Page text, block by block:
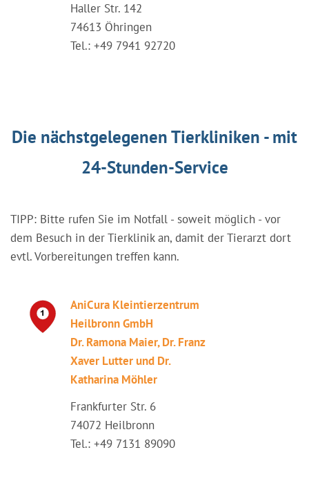
Haller Str. 142
74613 Öhringen
Tel.: +49 7941 92720
Die nächstgelegenen Tierkliniken - mit
24-Stunden-Service
TIPP: Bitte rufen Sie im Notfall - soweit möglich - vor
dem Besuch in der Tierklinik an, damit der Tierarzt dort
evtl. Vorbereitungen treffen kann.
AniCura Kleintierzentrum
Heilbronn GmbH
Dr. Ramona Maier, Dr. Franz
Xaver Lutter und Dr.
Katharina Möhler
Frankfurter Str. 6
74072 Heilbronn
Tel.: +49 7131 89090